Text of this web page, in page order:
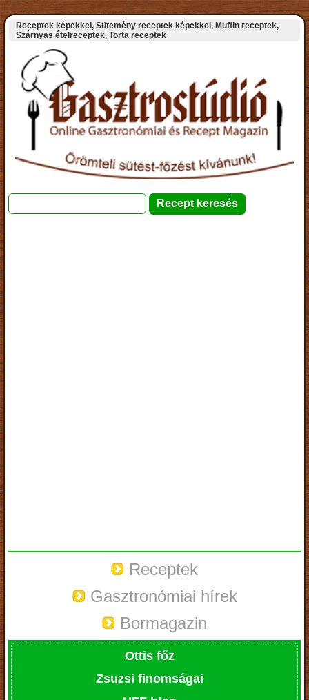
Receptek képekkel, Sütemény receptek képekkel, Muffin receptek,
Szárnyas ételreceptek, Torta receptek
Receptek
Gasztronómiai hírek
Bormagazin
Ottis főz
Zsuzsi finomságai